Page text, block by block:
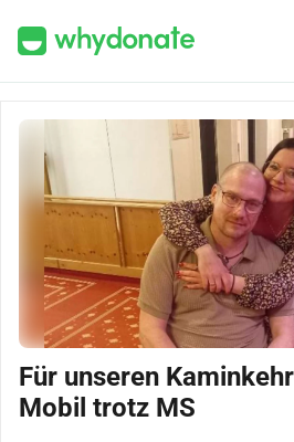
Für unseren
Mobil trotz MS